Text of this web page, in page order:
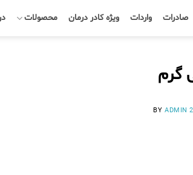
صادرات واردات ویژه کادر درمان محصولات
BY
ADMIN